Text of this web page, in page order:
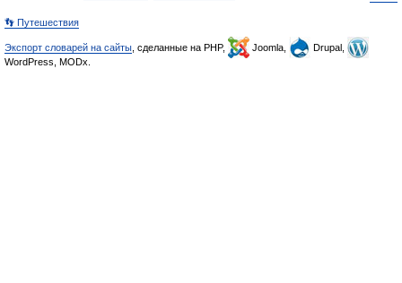
👣 Путешествия
Экспорт словарей на сайты , сделанные на PHP, Joomla,
Drupal,
WordPress, MODx.